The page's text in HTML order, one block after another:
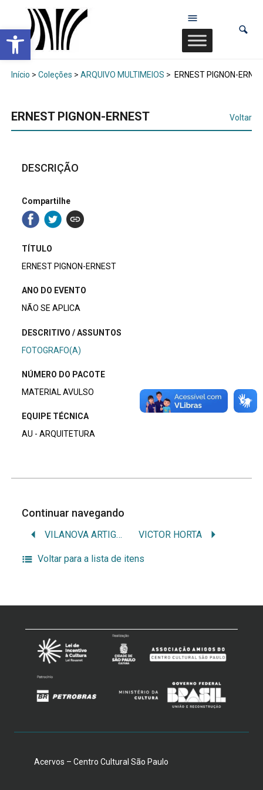
Abrir a barra de ferramentas
Início > Coleções > ARQUIVO MULTIMEIOS > ERNEST PIGNON-
ERNEST PIGNON-ERNEST Voltar
DESCRIÇÃO
Compartilhe
TÍTULO
ERNEST PIGNON-ERNEST
ANO DO EVENTO
NÃO SE APLICA
DESCRITIVO / ASSUNTOS
FOTOGRAFO(A)
NÚMERO DO PACOTE
MATERIAL AVULSO
EQUIPE TÉCNICA
AU - ARQUITETURA
Continuar navegando
VILANOVA ARTIGAS / JOSÉ BATISTA VILANOVA ARTIGAS VICTOR HORTA
Voltar para a lista de itens
Acervos – Centro Cultural São Paulo